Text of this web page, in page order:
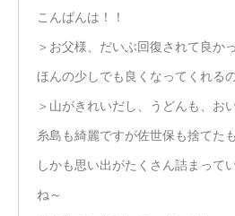
こんばんは！！
＞お父様、だいぶ回復されて良か
ほんの少しでも良くなってくれる
＞山がきれいだし、うどんも、お
糸島も綺麗ですが佐世保も捨てた
しかも思い出がたくさん詰まって
ね～